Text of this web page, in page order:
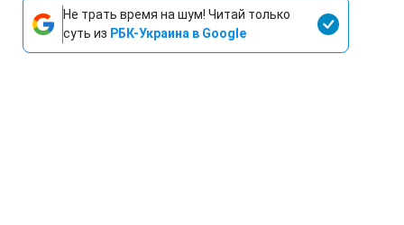
Не трать время на шум! Читай только
суть из РБК-Украина в Google